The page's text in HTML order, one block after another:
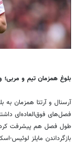
بلوغ همزمان تیم و
آرسنال و آرتتا همزمان به
فصل‌های فوق‌العاده‌ای
طول فصل هم پیشرفت کرد.
بازگرداندن مایلز لوئیس-